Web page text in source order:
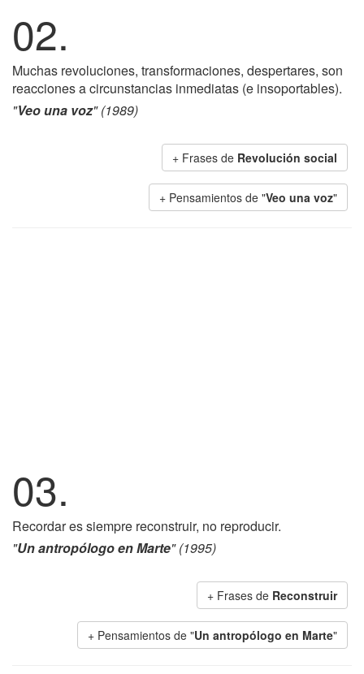
02.
Muchas revoluciones, transformaciones, despertares, son
reacciones a circunstancias inmediatas (e insoportables).
"Veo una voz" (1989)
+ Frases de Revolución social
+ Pensamientos de "Veo una voz"
03.
Recordar es siempre reconstruir, no reproducir.
"Un antropólogo en Marte" (1995)
+ Frases de Reconstruir
+ Pensamientos de "Un antropólogo en Marte"